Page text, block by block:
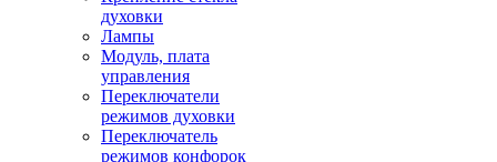
духовки
Лампы
Модуль, плата
управления
Переключатели
режимов духовки
Переключатель
режимов конфорок